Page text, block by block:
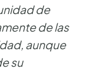
de
de las
aunque
su